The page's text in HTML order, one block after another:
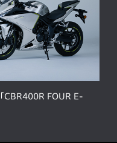
CBR400R FOUR E-